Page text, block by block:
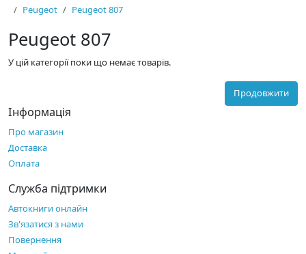
Peugeot Peugeot 807
Peugeot 807
У цій категорії поки що немає товарів.
Продовжити
Інформація
Про магазин
Доставка
Оплата
Служба підтримки
Автокниги онлайн
Зв'язатися з нами
Повернення